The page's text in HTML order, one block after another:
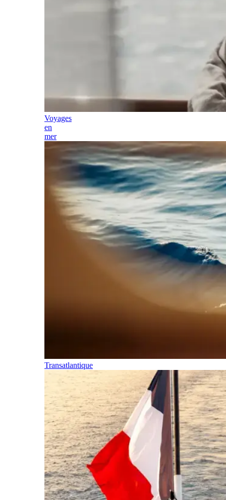
Voyages
en
mer
Transatlantique